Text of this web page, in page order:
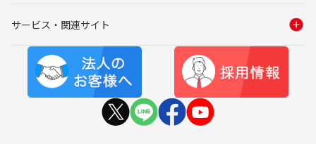
サービス・関連サイト